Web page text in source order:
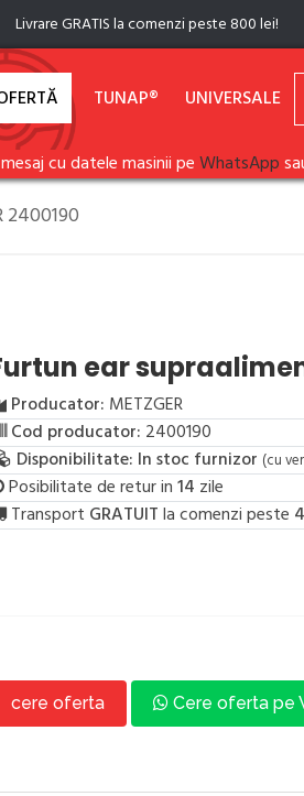
Livrare GRATIS la comenzi peste 800 lei!
TUNAP® UNIVERSALE
cu datele masinii peWhatsApp
2400190
ear
Producator: METZGER
Cod producator: 2400190
Disponibilitate: In stoc furnizor (cu
Posibilitate de retur in14 zile
Transport GRATUITla comenzi peste
cere oferta Cere oferta pe